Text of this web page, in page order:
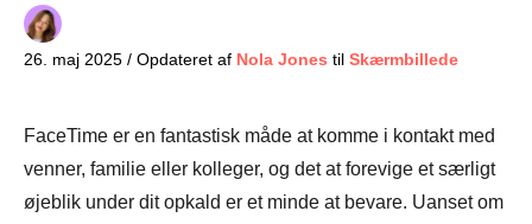
26. maj 2025 / Opdateret af Nola Jones til Skærmbillede
FaceTime er en fantastisk måde at komme i kontakt med
venner, familie eller kolleger, og det at forevige et særligt
øjeblik under dit opkald er et minde at bevare. Uanset om